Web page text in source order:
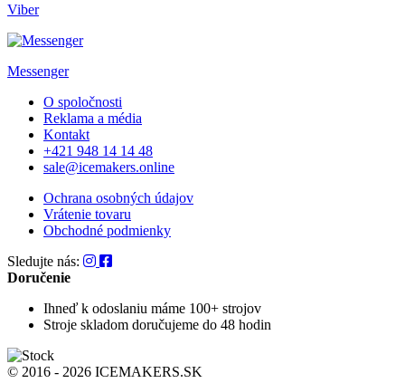
Viber
Messenger
O spoločnosti
Reklama a média
Kontakt
+421 948 14 14 48
sale@icemakers.online
Ochrana osobných údajov
Vrátenie tovaru
Obchodné podmienky
Sledujte nás:
Doručenie
Ihneď k odoslaniu máme 100+ strojov
Stroje skladom doručujeme do 48 hodin
© 2016 - 2026 ICEMAKERS.SK